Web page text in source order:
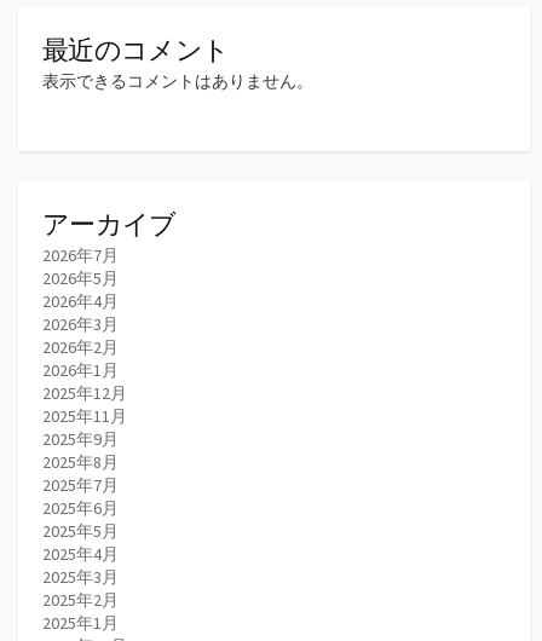
最近のコメント
表示できるコメントはありません。
アーカイブ
2026年7月
2026年5月
2026年4月
2026年3月
2026年2月
2026年1月
2025年12月
2025年11月
2025年9月
2025年8月
2025年7月
2025年6月
2025年5月
2025年4月
2025年3月
2025年2月
2025年1月